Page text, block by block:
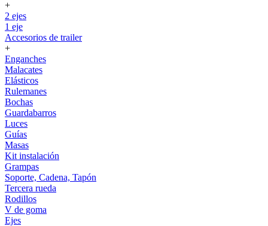
+
2 ejes
1 eje
Accesorios de trailer
+
Enganches
Malacates
Elásticos
Rulemanes
Bochas
Guardabarros
Luces
Guías
Masas
Kit instalación
Grampas
Soporte, Cadena, Tapón
Tercera rueda
Rodillos
V de goma
Ejes